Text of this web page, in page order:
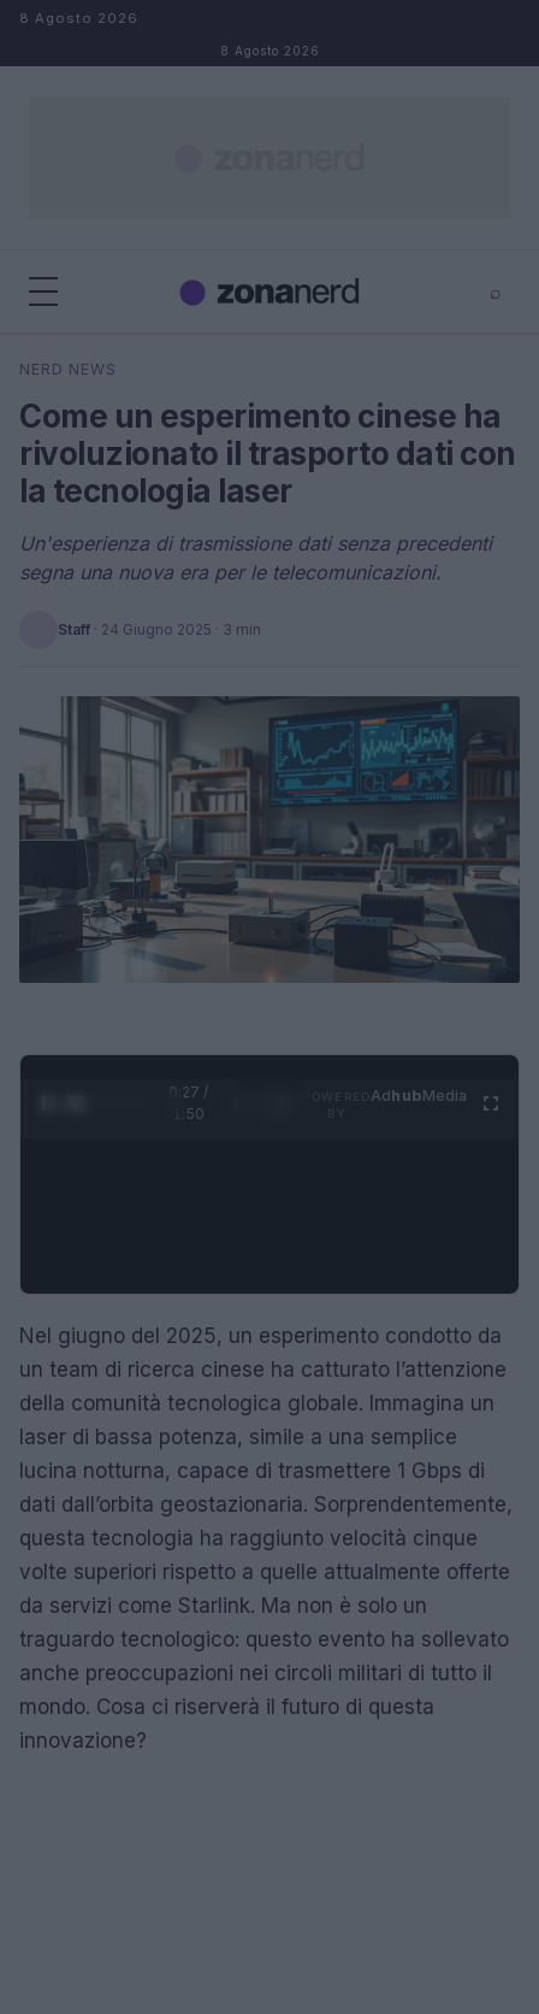
Salta al contenuto
8 Agosto 2026
8 Agosto 2026
⌕
Cerca
NERD NEWS
Come un esperimento cinese ha
rivoluzionato il trasporto dati con
la tecnologia laser
Un'esperienza di trasmissione dati senza precedenti
segna una nuova era per le telecomunicazioni.
Staff · 24 Giugno 2025 · 3 min
0:28 /
1:50
AdhubMedia
Nel giugno del 2025, un esperimento condotto da
un team di ricerca cinese ha catturato l’attenzione
della comunità tecnologica globale. Immagina un
laser di bassa potenza, simile a una semplice
lucina notturna, capace di trasmettere 1 Gbps di
dati dall’orbita geostazionaria. Sorprendentemente,
questa tecnologia ha raggiunto velocità cinque
volte superiori rispetto a quelle attualmente offerte
da servizi come Starlink. Ma non è solo un
traguardo tecnologico: questo evento ha sollevato
anche preoccupazioni nei circoli militari di tutto il
mondo. Cosa ci riserverà il futuro di questa
innovazione?